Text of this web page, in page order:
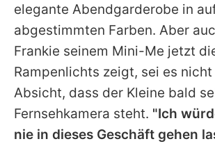
elegante Abendgarderobe in
abgestimmten Farben. Aber
Frankie seinem Mini-Me jetzt
Rampenlichts zeigt, sei es nicht
Absicht, dass der Kleine bald
Fernsehkamera steht. "Ich
nie in dieses Geschäft gehen